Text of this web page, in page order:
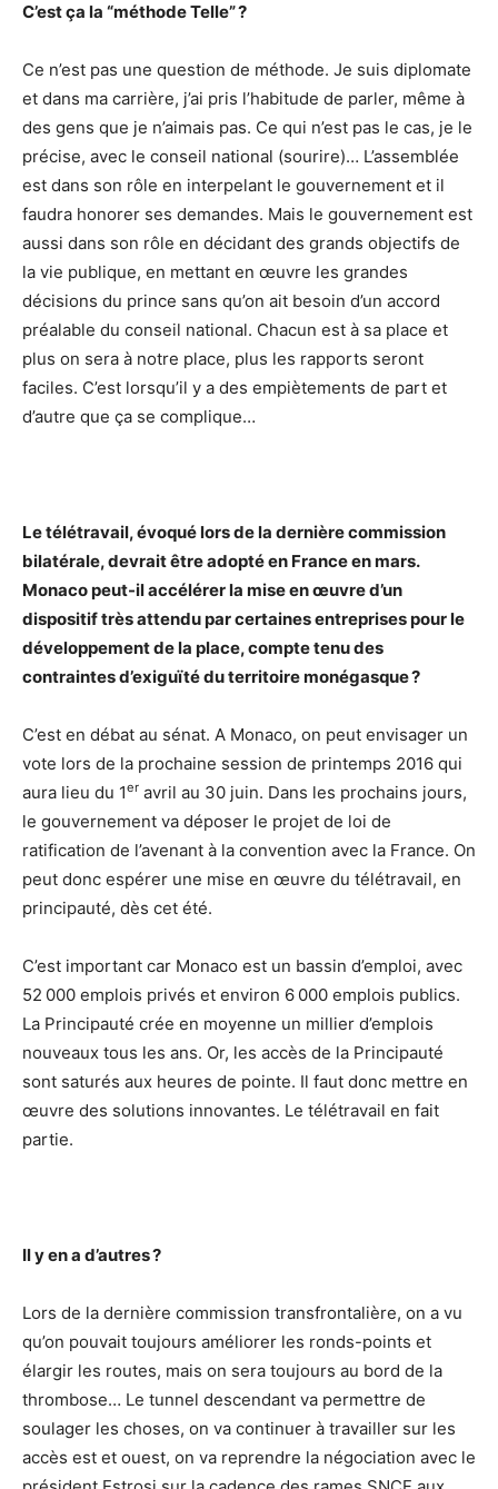
C’est ça la “méthode Telle” ?
Ce n’est pas une question de méthode. Je suis diplomate
et dans ma carrière, j’ai pris l’habitude de parler, même à
des gens que je n’aimais pas. Ce qui n’est pas le cas, je le
précise, avec le conseil national (sourire)… L’assemblée
est dans son rôle en interpelant le gouvernement et il
faudra honorer ses demandes. Mais le gouvernement est
aussi dans son rôle en décidant des grands objectifs de
la vie publique, en mettant en œuvre les grandes
décisions du prince sans qu’on ait besoin d’un accord
préalable du conseil national. Chacun est à sa place et
plus on sera à notre place, plus les rapports seront
faciles. C’est lorsqu’il y a des empiètements de part et
d’autre que ça se complique…
Le télétravail, évoqué lors de la dernière commission
bilatérale, devrait être adopté en France en mars.
Monaco peut-il accélérer la mise en œuvre d’un
dispositif très attendu par certaines entreprises pour le
développement de la place, compte tenu des
contraintes d’exiguïté du territoire monégasque ?
C’est en débat au sénat. A Monaco, on peut envisager un
vote lors de la prochaine session de printemps 2016 qui
aura lieu du 1er avril au 30 juin. Dans les prochains jours,
le gouvernement va déposer le projet de loi de
ratification de l’avenant à la convention avec la France. On
peut donc espérer une mise en œuvre du télétravail, en
principauté, dès cet été.
C’est important car Monaco est un bassin d’emploi, avec
52 000 emplois privés et environ 6 000 emplois publics.
La Principauté crée en moyenne un millier d’emplois
nouveaux tous les ans. Or, les accès de la Principauté
sont saturés aux heures de pointe. Il faut donc mettre en
œuvre des solutions innovantes. Le télétravail en fait
partie.
Il y en a d’autres ?
Lors de la dernière commission transfrontalière, on a vu
qu’on pouvait toujours améliorer les ronds-points et
élargir les routes, mais on sera toujours au bord de la
thrombose… Le tunnel descendant va permettre de
soulager les choses, on va continuer à travailler sur les
accès est et ouest, on va reprendre la négociation avec le